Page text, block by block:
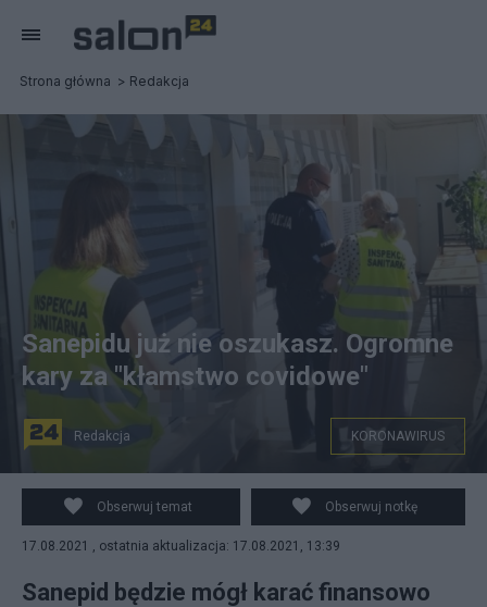
Strona główna Redakcja
Sanepid zyska narzędzia do skuteczniejszego
prowadzenia dochodzenia epidemiologicznego, zdjęcie
ilustracyjne, fot. KMP we Włocławku
Sanepidu już nie oszukasz. Ogromne
kary za "kłamstwo covidowe"
Redakcja KORONAWIRUS
Obserwuj temat Obserwuj notkę
17.08.2021 , ostatnia aktualizacja: 17.08.2021, 13:39
Sanepid będzie mógł karać finansowo